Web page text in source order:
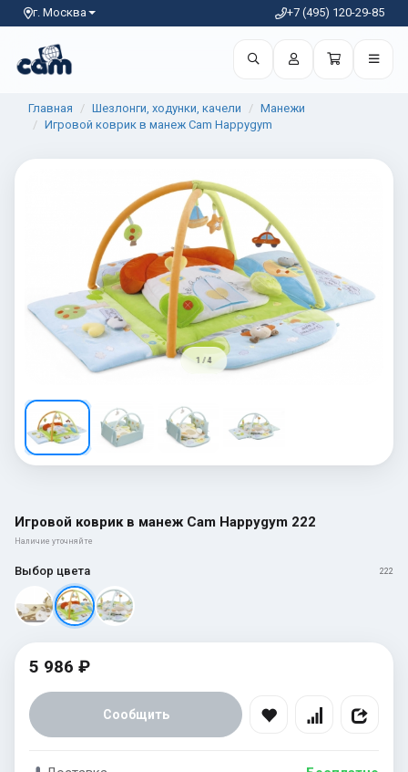
г. Москва +7 (495) 120-29-85
Главная Шезлонги, ходунки, качели
Манежи
Игровой коврик в манеж Cam Happygym
1 / 4
Игровой коврик в манеж Cam Happygym 222
Наличие уточняйте
Выбор цвета 222
5 986 ₽
Сообщить